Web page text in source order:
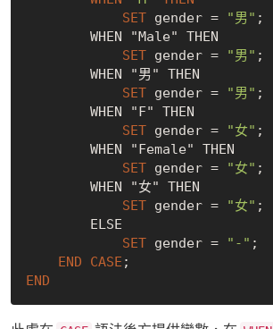
SET gender = "男" ;
SET gender = "男" ;
SET gender = "男" ;
SET gender = "女" ;
SET gender = "女" ;
SET gender = "女" ;
SET gender = "-" ;
END
CASE
END